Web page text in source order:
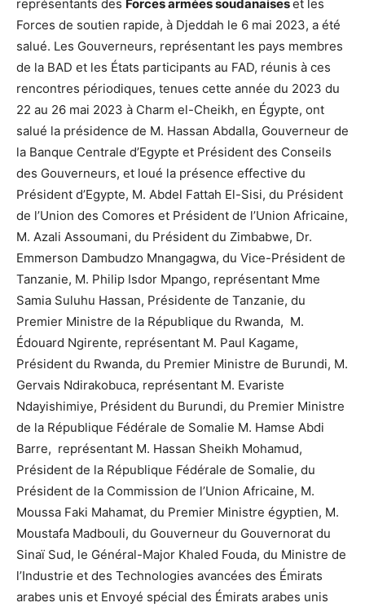
représentants des Forces armées soudanaiseset les
Forces de soutien rapide, à Djeddah le 6 mai 2023, a été
salué. Les Gouverneurs, représentant les pays membres
de la BAD et les États participants au FAD, réunis à ces
rencontres périodiques, tenues cette année du 2023 du
22 au 26 mai 2023 à Charm el-Cheikh, en Égypte, ont
salué la présidence de M. Hassan Abdalla, Gouverneur de
la Banque Centrale d’Egypte et Président des Conseils
des Gouverneurs, et loué la présence effective du
Président d’Egypte, M. Abdel Fattah El-Sisi, du Président
de l’Union des Comores et Président de l’Union Africaine,
M. Azali Assoumani, du Président du Zimbabwe, Dr.
Emmerson Dambudzo Mnangagwa, du Vice-Président de
Tanzanie, M. Philip Isdor Mpango, représentant Mme
Samia Suluhu Hassan, Présidente de Tanzanie, du
Premier Ministre de la République du Rwanda, M.
Édouard Ngirente, représentant M. Paul Kagame,
Président du Rwanda, du Premier Ministre de Burundi, M.
Gervais Ndirakobuca, représentant M. Evariste
Ndayishimiye, Président du Burundi, du Premier Ministre
de la République Fédérale de Somalie M. Hamse Abdi
Barre, représentant M. Hassan Sheikh Mohamud,
Président de la République Fédérale de Somalie, du
Président de la Commission de l’Union Africaine, M.
Moussa Faki Mahamat, du Premier Ministre égyptien, M.
Moustafa Madbouli, du Gouverneur du Gouvernorat du
Sinaï Sud, le Général-Major Khaled Fouda, du Ministre de
l’Industrie et des Technologies avancées des Émirats
arabes unis et Envoyé spécial des Émirats arabes unis